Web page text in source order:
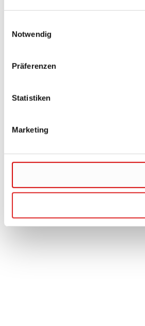
Notwendig
Präferenzen
Statistiken
Marketing